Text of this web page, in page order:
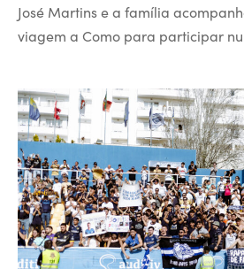
José Martins e a família
viagem a Como para participar